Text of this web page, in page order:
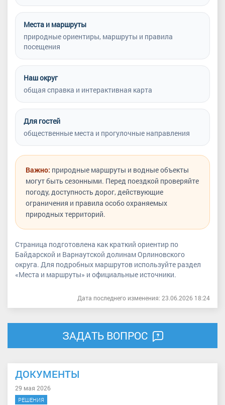
Места и маршруты
природные ориентиры, маршруты и правила
посещения
Наш округ
общая справка и интерактивная карта
Для гостей
общественные места и прогулочные направления
Важно: природные маршруты и водные объекты
могут быть сезонными. Перед поездкой проверяйте
погоду, доступность дорог, действующие
ограничения и правила особо охраняемых
природных территорий.
Страница подготовлена как краткий ориентир по
Байдарской и Варнаутской долинам Орлиновского
округа. Для подробных маршрутов используйте раздел
«Места и маршруты» и официальные источники.
Дата последнего изменения: 23.06.2026 18:24
ЗАДАТЬ ВОПРОС
ДОКУМЕНТЫ
29 мая 2026
РЕШЕНИЯ